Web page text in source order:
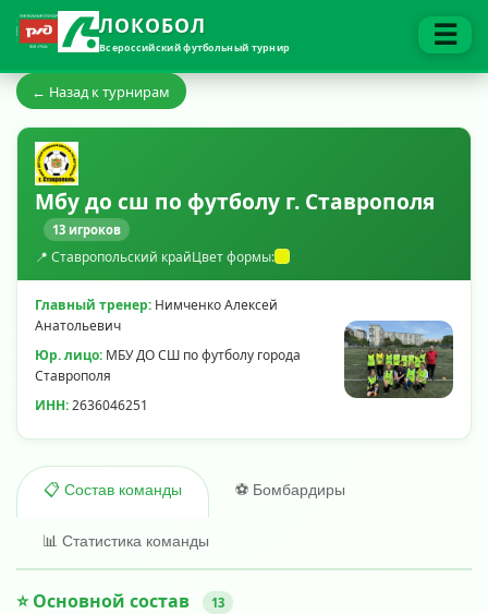
ЛОКОБОЛ
Всероссийский футбольный турнир ☰
← Назад к турнирам
Мбу до сш по футболу г. Ставрополя
13 игроков
📍 Ставропольский крайЦвет формы:
Главный тренер: Нимченко Алексей
Анатольевич
Юр. лицо: МБУ ДО СШ по футболу города
Ставрополя
ИНН:2636046251
📋 Состав команды ⚽ Бомбардиры
📊 Статистика команды
⭐ Основной состав 13